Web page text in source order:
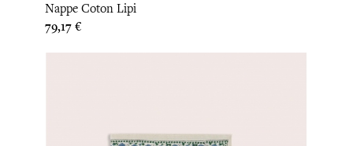
Nappe Coton Lipi
Prix
79,17 €